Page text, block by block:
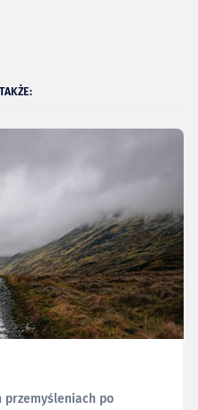
przemyśleniach po